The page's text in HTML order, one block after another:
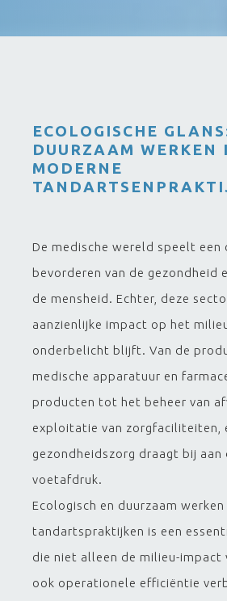
ECOLOGISCHE
DUURZAAM WERKEN
MODERNE
De medische wereld speelt een
bevorderen van de gezondheid
de mensheid. Echter, deze
aanzienlijke impact op het
onderbelicht blijft. Van de
medische apparatuur en
producten tot het beheer van
exploitatie van zorgfaciliteiten,
gezondheidszorg draagt bij aan
voetafdruk.
Ecologisch en duurzaam werken
tandartspraktijken is een
die niet alleen de milieu-impact
ook operationele efficiëntie